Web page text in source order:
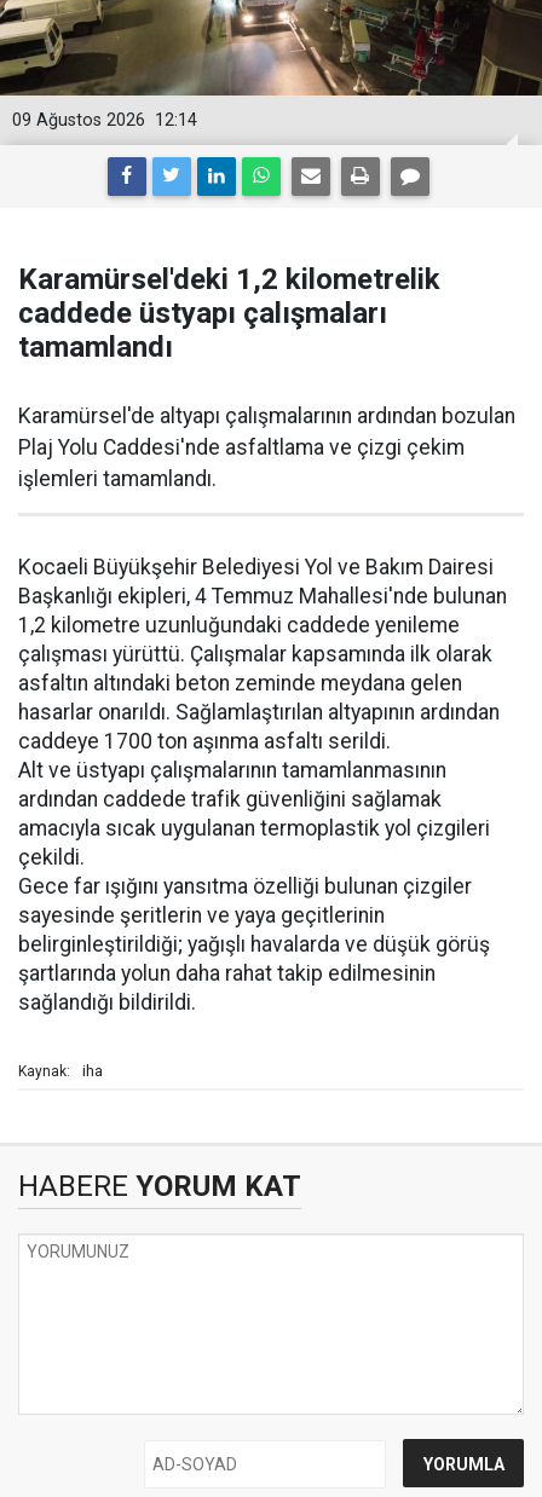
12:14
09 Ağustos 2026
Karamürsel'deki 1,2 kilometrelik
caddede üstyapı çalışmaları
tamamlandı
Karamürsel'de altyapı çalışmalarının ardından bozulan
Plaj Yolu Caddesi'nde asfaltlama ve çizgi çekim
işlemleri tamamlandı.
Kocaeli Büyükşehir Belediyesi Yol ve Bakım Dairesi
Başkanlığı ekipleri, 4 Temmuz Mahallesi'nde bulunan
1,2 kilometre uzunluğundaki caddede yenileme
çalışması yürüttü. Çalışmalar kapsamında ilk olarak
asfaltın altındaki beton zeminde meydana gelen
hasarlar onarıldı. Sağlamlaştırılan altyapının ardından
caddeye 1700 ton aşınma asfaltı serildi.
Alt ve üstyapı çalışmalarının tamamlanmasının
ardından caddede trafik güvenliğini sağlamak
amacıyla sıcak uygulanan termoplastik yol çizgileri
çekildi.
Gece far ışığını yansıtma özelliği bulunan çizgiler
sayesinde şeritlerin ve yaya geçitlerinin
belirginleştirildiği; yağışlı havalarda ve düşük görüş
şartlarında yolun daha rahat takip edilmesinin
sağlandığı bildirildi.
Kaynak: iha
HABERE YORUM KAT